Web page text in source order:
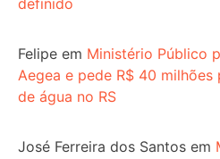
definido
Felipe em Ministério Público
Aegea e pede R$ 40
de água no RS
José Ferreira dos Santos em